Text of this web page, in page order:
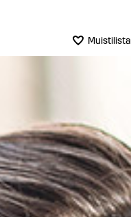
Muistilista